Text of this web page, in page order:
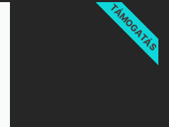
TÁMOGATÁS